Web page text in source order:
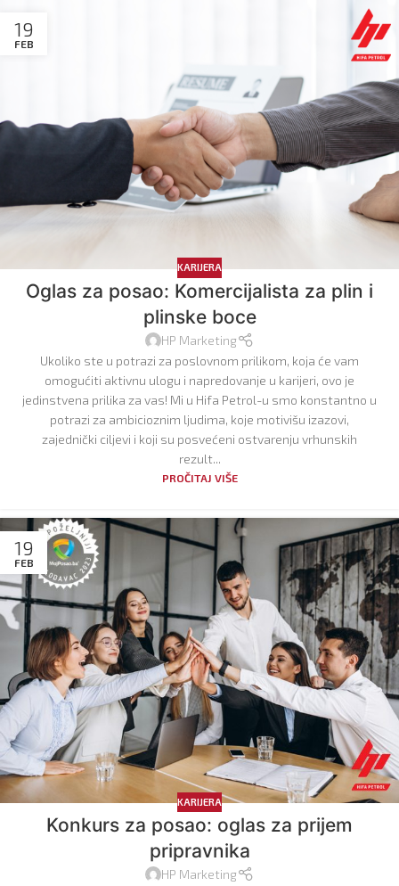
19
FEB
KARIJERA
Oglas za posao: Komercijalista za plin i
plinske boce
HP Marketing
Ukoliko ste u potrazi za poslovnom prilikom, koja će vam
omogućiti aktivnu ulogu i napredovanje u karijeri, ovo je
jedinstvena prilika za vas! Mi u Hifa Petrol-u smo konstantno u
potrazi za ambicioznim ljudima, koje motivišu izazovi,
zajednički ciljevi i koji su posvećeni ostvarenju vrhunskih
rezult...
PROČITAJ VIŠE
19
FEB
KARIJERA
Konkurs za posao: oglas za prijem
pripravnika
HP Marketing